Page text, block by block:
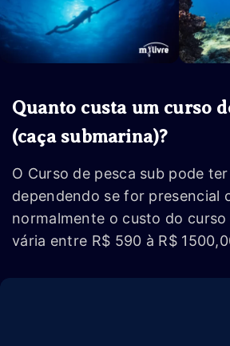
Quanto custa um curso
(caça submarina)?
O Curso de pesca sub pode
dependendo se for presencial
normalmente o custo do curso
vária entre R$ 590 à R$